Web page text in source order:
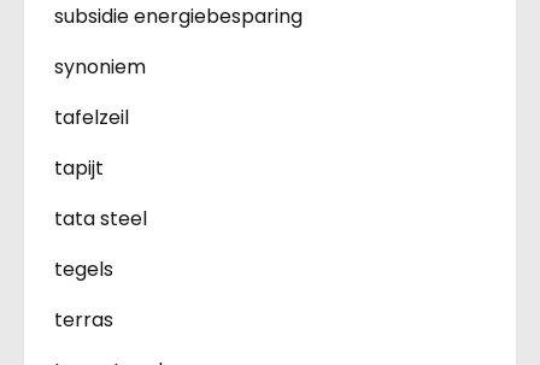
subsidie energiebesparing
synoniem
tafelzeil
tapijt
tata steel
tegels
terras